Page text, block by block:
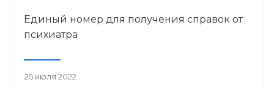
Единый номер для получения справок от
психиатра
25 июля 2022